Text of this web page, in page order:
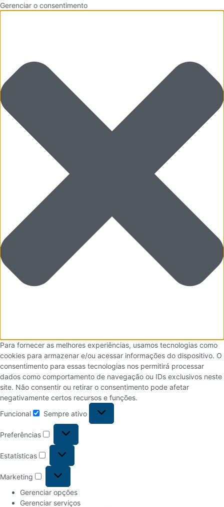
Gerenciar o consentimento
Para fornecer as melhores experiências, usamos tecnologias como
cookies para armazenar e/ou acessar informações do dispositivo. O
consentimento para essas tecnologias nos permitirá processar
dados como comportamento de navegação ou IDs exclusivos neste
site. Não consentir ou retirar o consentimento pode afetar
negativamente certos recursos e funções.
Funcional
Sempre ativo
Preferências
Estatísticas
Marketing
Gerenciar opções
Gerenciar serviços